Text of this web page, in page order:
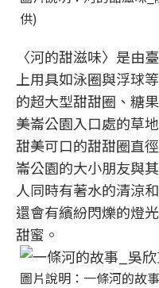
供)
〈河的甜滋味〉是由
上用具如泳圈與浮球
的超大型甜甜圈、糖
美崙公園入口處的草
甜美可口的甜甜圈直
崙公園的大小朋友與
人同時有著水的清涼
還會有繽紛閃爍的燈
甜蜜。
圖片說明：一條河的故